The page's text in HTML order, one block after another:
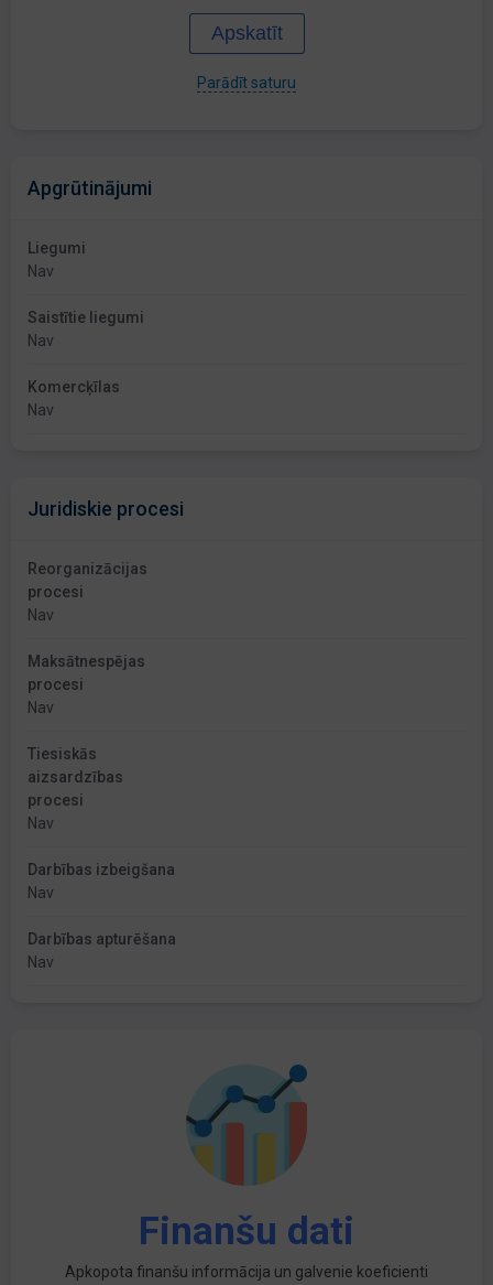
Apskatīt
Parādīt saturu
Apgrūtinājumi
Liegumi
Nav
Saistītie liegumi
Nav
Komercķīlas
Nav
Juridiskie procesi
Reorganizācijas
procesi
Nav
Maksātnespējas
procesi
Nav
Tiesiskās
aizsardzības
procesi
Nav
Darbības izbeigšana
Nav
Darbības apturēšana
Nav
Finanšu dati
Apkopota finanšu informācija un galvenie koeficienti